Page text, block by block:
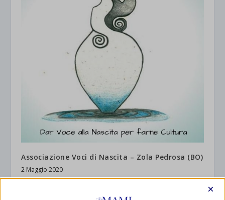
Associazione Voci di Nascita – Zola Pedrosa (BO)
2 Maggio 2020
×